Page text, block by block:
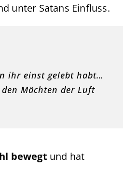
unter Satans Einfluss.
ihr einst gelebt habt…
Mächten der Luft
bewegt und hat